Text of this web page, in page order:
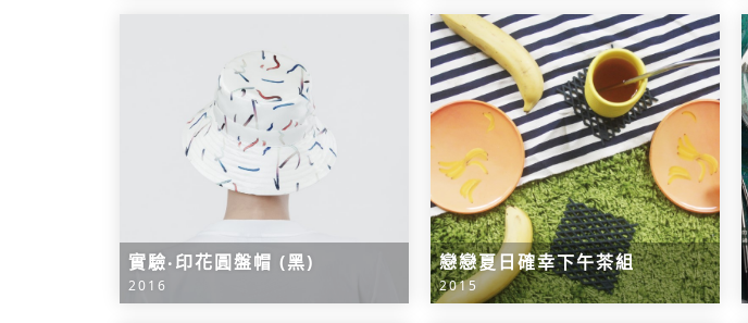
實驗‧印花圓盤帽 (黑)
2016
戀戀夏日確幸下午茶組
2015